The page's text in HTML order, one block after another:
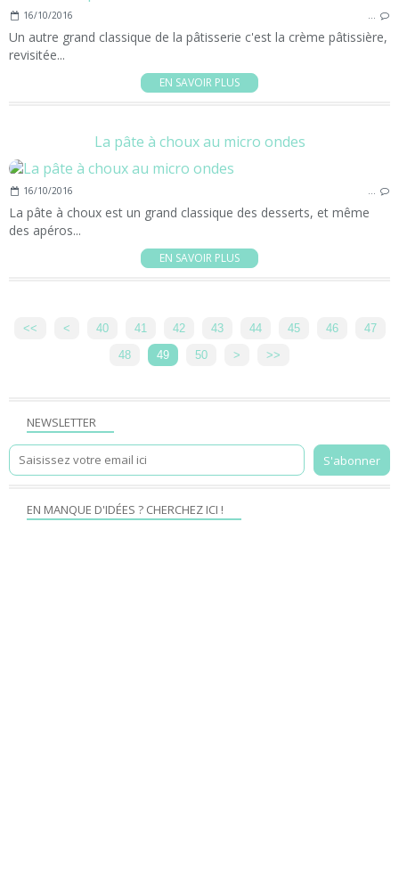
16/10/2016 …
Un autre grand classique de la pâtisserie c'est la crème pâtissière,
revisitée...
EN SAVOIR PLUS
La pâte à choux au micro ondes
16/10/2016 …
La pâte à choux est un grand classique des desserts, et même
des apéros...
EN SAVOIR PLUS
<< < 10
20
30
40 41 42 43 44 45 46
47
48
49 50 > >>
NEWSLETTER
EN MANQUE D'IDÉES ? CHERCHEZ ICI !